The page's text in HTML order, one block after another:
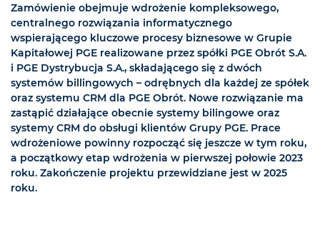
Zamówienie obejmuje wdrożenie kompleksowego,
centralnego rozwiązania informatycznego
wspierającego kluczowe procesy biznesowe w Grupie
Kapitałowej PGE realizowane przez spółki PGE Obrót S.A.
i PGE Dystrybucja S.A., składającego się z dwóch
systemów billingowych – odrębnych dla każdej ze spółek
oraz systemu CRM dla PGE Obrót. Nowe rozwiązanie ma
zastąpić działające obecnie systemy bilingowe oraz
systemy CRM do obsługi klientów Grupy PGE. Prace
wdrożeniowe powinny rozpocząć się jeszcze w tym roku,
a początkowy etap wdrożenia w pierwszej połowie 2023
roku. Zakończenie projektu przewidziane jest w 2025
roku.